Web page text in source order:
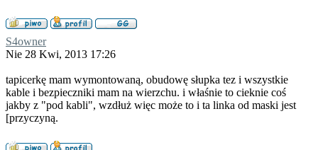
S4owner
Nie 28 Kwi, 2013 17:26
tapicerkę mam wymontowaną, obudowę słupka tez i wszystkie
kable i bezpieczniki mam na wierzchu. i właśnie to cieknie coś
jakby z "pod kabli", wzdłuż więc może to i ta linka od maski jest
[przyczyną.